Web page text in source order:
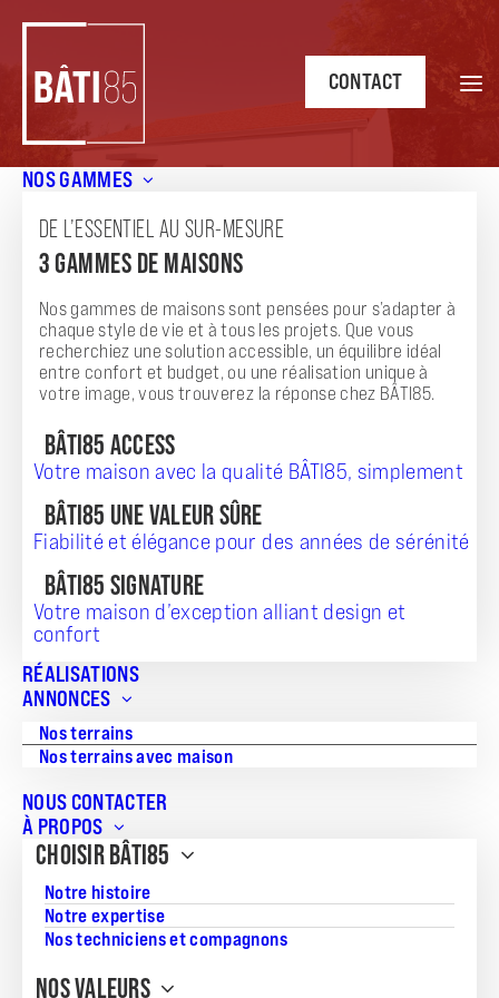
NOS GAMMES
DE L’ESSENTIEL AU SUR-MESURE
3 GAMMES DE MAISONS
Nos gammes de maisons sont pensées pour s’adapter à
chaque style de vie et à tous les projets. Que vous
recherchiez une solution accessible, un équilibre idéal
entre confort et budget, ou une réalisation unique à
votre image, vous trouverez la réponse chez BÂTI85.
BÂTI85 ACCESS
Votre maison avec la qualité BÂTI85, simplement
BÂTI85 UNE VALEUR SÛRE
Fiabilité et élégance pour des années de sérénité
BÂTI85 SIGNATURE
Votre maison d’exception alliant design et
confort
RÉALISATIONS
ANNONCES
Nos terrains
Nos terrains avec maison
NOUS CONTACTER
À PROPOS
CHOISIR BÂTI85
Notre histoire
Notre expertise
Nos techniciens et compagnons
NOS VALEURS
CONTACT
TERRAIN + MAISON
187 200
Référence:
Superficie de la maison:
75
Nombre de pièces:
4
2